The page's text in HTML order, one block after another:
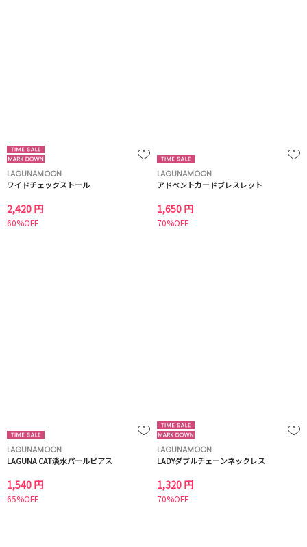
LAGUNAMOON
ワイドチェックストール
2,420 円
60%OFF
LAGUNAMOON
アドベントカードブレスレット
1,650 円
70%OFF
LAGUNAMOON
LAGUNA CAT淡水パールピアス
1,540 円
65%OFF
LAGUNAMOON
LADYダブルチェーンネックレス
1,320 円
70%OFF